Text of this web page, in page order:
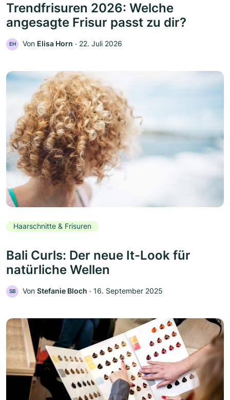
Trendfrisuren 2026: Welche
angesagte Frisur passt zu dir?
EH Von Elisa Horn ‧ 22. Juli 2026
Haarschnitte & Frisuren
Bali Curls: Der neue It-Look für
natürliche Wellen
SB Von Stefanie Bloch ‧ 16. September 2025